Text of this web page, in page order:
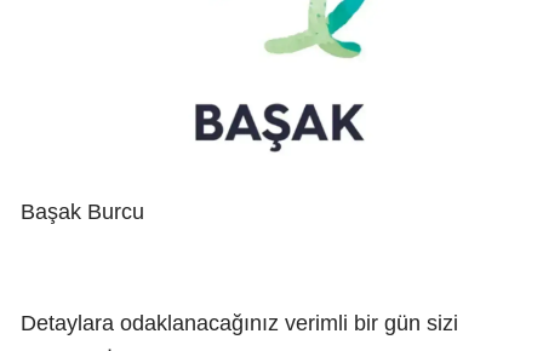
Başak Burcu
Detaylara odaklanacağınız verimli bir gün sizi